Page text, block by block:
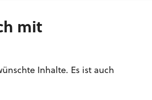
mit
Inhalte. Es ist auch